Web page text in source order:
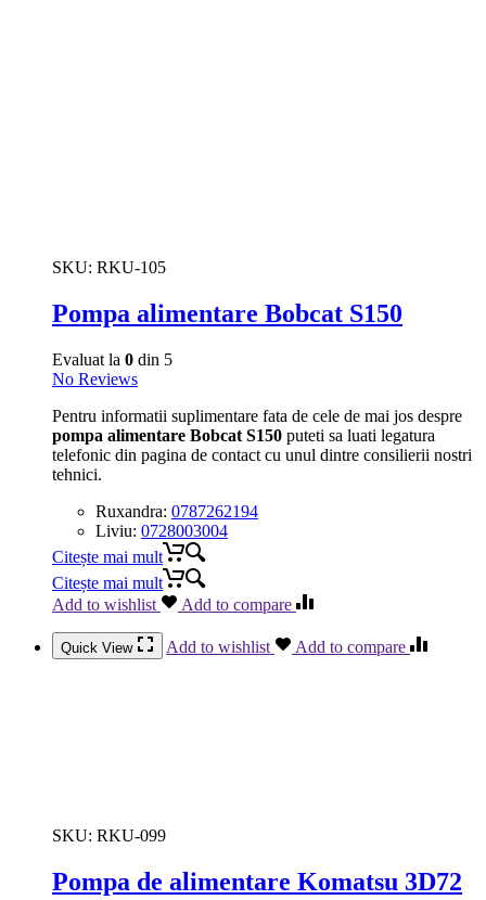
SKU: RKU-105
Pompa alimentare Bobcat S150
Evaluat la 0 din 5
No Reviews
Pentru informatii suplimentare fata de cele de mai jos despre
pompa alimentare Bobcat S150 puteti sa luati legatura
telefonic din pagina de contact cu unul dintre consilierii nostri
tehnici.
Ruxandra: 0787262194
Liviu: 0728003004
Citește mai mult
Citește mai mult
Add to wishlist
Add to compare
Quick View Add to wishlist Add to compare
SKU: RKU-099
Pompa de alimentare Komatsu 3D72